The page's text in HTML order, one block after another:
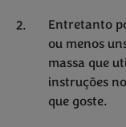
Entretanto
ou menos
massa que
instruções
que goste.